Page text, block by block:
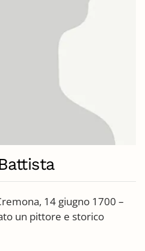
14 giugno 1700 –
un pittore e storico